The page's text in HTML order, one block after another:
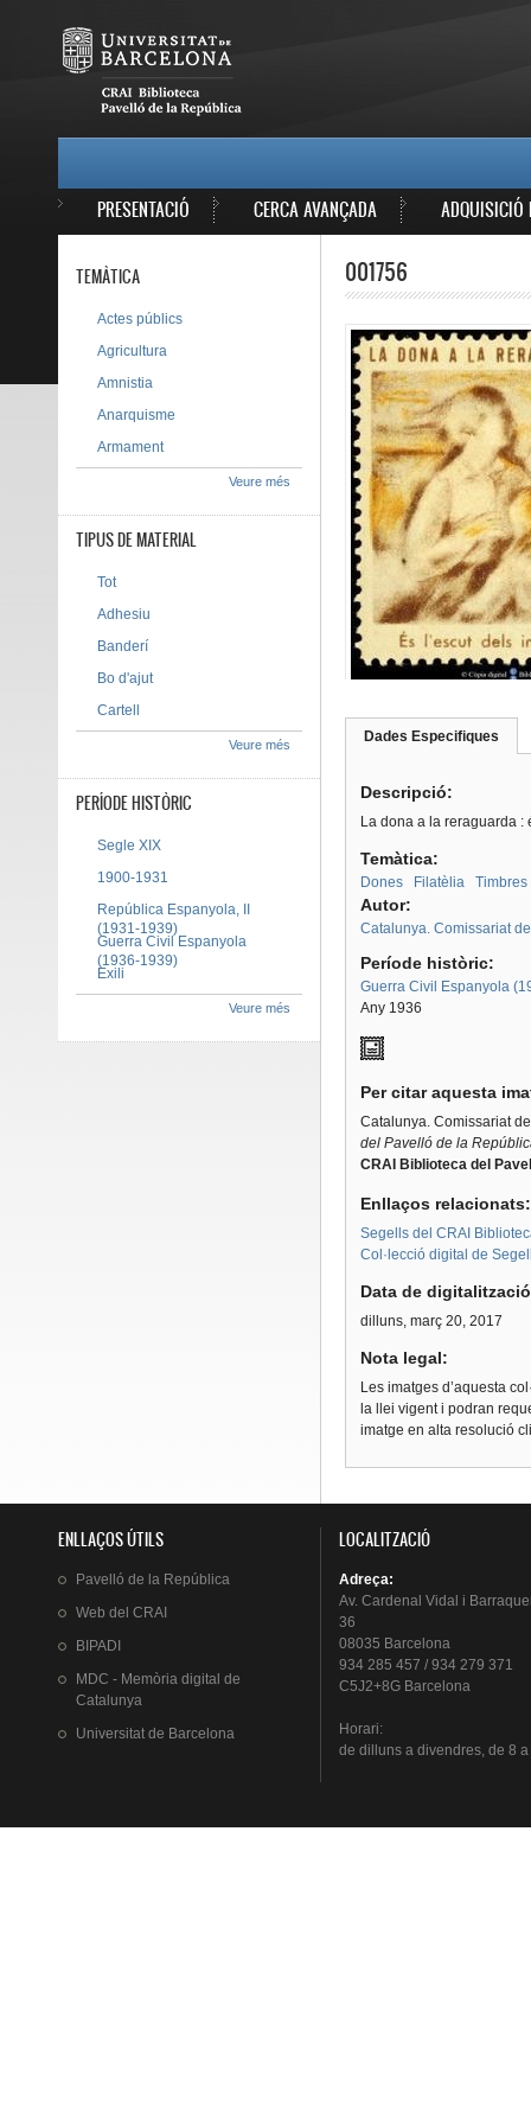
PRESENTACIÓ CERCA AVANÇADA ADQUISICIÓ
001756
Dades Especifiques
Descripció:
La dona a la reraguarda :
Temàtica:
Dones Filatèlia Timbres
Autor:
Catalunya. Comissariat
Període històric:
Guerra Civil Espanyola
Any 1936
Per citar aquesta
Catalunya. Comissariat
del Pavelló de la
CRAI Biblioteca del
Enllaços
Segells del CRAI
Col·lecció digital de
Data de
dilluns, març 20, 2017
Nota legal:
Les imatges d’aquesta
la llei vigent i podran
imatge en alta resolució
TEMÀTICA
Actes públics
Agricultura
Amnistia
Anarquisme
Armament
Veure més
TIPUS DE MATERIAL
Tot
Adhesiu
Banderí
Bo d'ajut
Cartell
Veure més
PERÍODE HISTÒRIC
Segle XIX
1900-1931
República Espanyola, II
(1931-1939)
Guerra Civil Espanyola
(1936-1939)
Exili
Veure més
ENLLAÇOS ÚTILS
Pavelló de la República
Web del CRAI
BIPADI
MDC - Memòria digital de
Catalunya
Universitat de Barcelona
LOCALITZACIÓ
Adreça:
Av. Cardenal Vidal i
36
08035 Barcelona
934 285 457 / 934 279 371
C5J2+8G Barcelona
Horari:
de dillunsa divendres, de 8